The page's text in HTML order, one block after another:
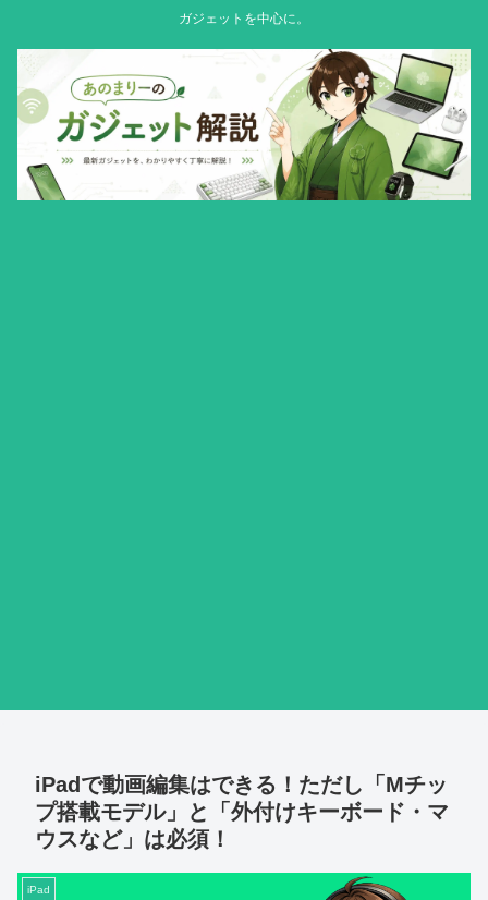
ガジェットを中心に。
iPadで動画編集はできる！ただし「Mチッ
プ搭載モデル」と「外付けキーボード・マ
ウスなど」は必須！
iPad